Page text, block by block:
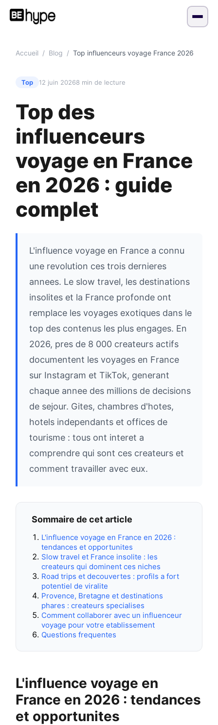
Accueil / Blog / Top influenceurs voyage France 2026
Top 12 juin 20268 min de lecture
Top des
influenceurs
voyage en France
en 2026 : guide
complet
L'influence voyage en France a connu
une revolution ces trois dernieres
annees. Le slow travel, les destinations
insolites et la France profonde ont
remplace les voyages exotiques dans le
top des contenus les plus engages. En
2026, pres de 8 000 createurs actifs
documentent les voyages en France
sur Instagram et TikTok, generant
chaque annee des millions de decisions
de sejour. Gites, chambres d'hotes,
hotels independants et offices de
tourisme : tous ont interet a
comprendre qui sont ces createurs et
comment travailler avec eux.
Sommaire de cet article
L'influence voyage en France en 2026 :
tendances et opportunites
Slow travel et France insolite : les
createurs qui dominent ces niches
Road trips et decouvertes : profils a fort
potentiel de viralite
Provence, Bretagne et destinations
phares : createurs specialises
Comment collaborer avec un influenceur
voyage pour votre etablissement
Questions frequentes
L'influence voyage en
France en 2026 : tendances
et opportunites